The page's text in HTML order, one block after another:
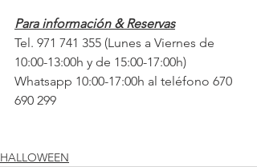
Para información & Reservas
Tel. 971 741 355 (Lunes a Viernes de
10:00-13:00h y de 15:00-17:00h)
Whatsapp 10:00-17:00h al teléfono 670
690 299
HALLOWEEN